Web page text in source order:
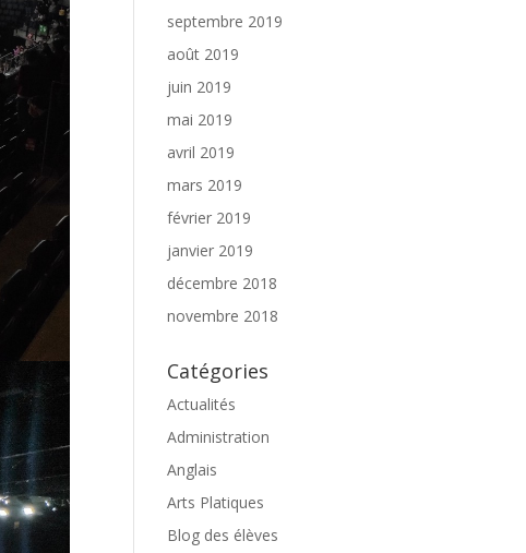
septembre 2019
août 2019
juin 2019
mai 2019
avril 2019
mars 2019
février 2019
janvier 2019
décembre 2018
novembre 2018
Catégories
Actualités
Administration
Anglais
Arts Platiques
Blog des élèves